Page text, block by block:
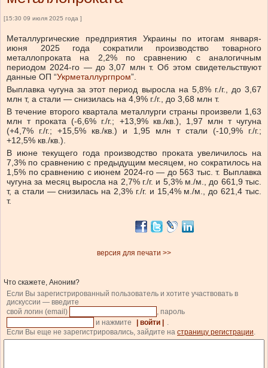
[15:30 09 июля 2025 года ]
Металлургические предприятия Украины по итогам января-
июня 2025 года сократили производство товарного
металлопроката на 2,2% по сравнению с аналогичным
периодом 2024-го — до 3,07 млн т. Об этом свидетельствуют
данные ОП “Укрметаллургпром”.
Выплавка чугуна за этот период выросла на 5,8% г./г., до 3,67
млн т, а стали — снизилась на 4,9% г./г., до 3,68 млн т.
В течение второго квартала металлурги страны произвели 1,63
млн т проката (-6,6% г./г.; +13,9% кв./кв.), 1,97 млн т чугуна
(+4,7% г./г.; +15,5% кв./кв.) и 1,95 млн т стали (-10,9% г./г.;
+12,5% кв./кв.).
В июне текущего года производство проката увеличилось на
7,3% по сравнению с предыдущим месяцем, но сократилось на
1,5% по сравнению с июнем 2024-го — до 563 тыс. т. Выплавка
чугуна за месяц выросла на 2,7% г./г. и 5,3% м./м., до 661,9 тыс.
т, а стали — снизилась на 2,3% г./г. и 15,4% м./м., до 621,4 тыс.
т.
версия для печати >>
Что скажете, Аноним?
Если Вы зарегистрированный пользователь и хотите участвовать в
дискуссии — введите
свой логин (email)
, пароль
и нажмите
| войти |
.
Если Вы еще не зарегистрировались, зайдите на страницу регистрации.